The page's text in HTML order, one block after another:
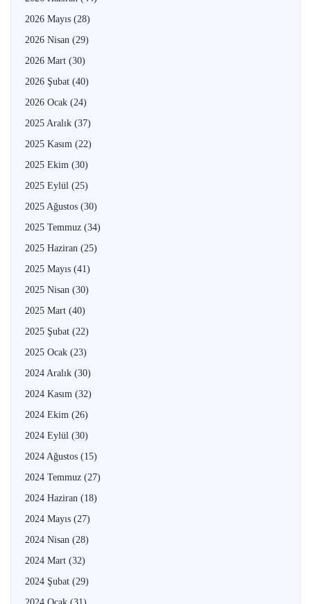
2026 Mayıs (28)
2026 Nisan (29)
2026 Mart (30)
2026 Şubat (40)
2026 Ocak (24)
2025 Aralık (37)
2025 Kasım (22)
2025 Ekim (30)
2025 Eylül (25)
2025 Ağustos (30)
2025 Temmuz (34)
2025 Haziran (25)
2025 Mayıs (41)
2025 Nisan (30)
2025 Mart (40)
2025 Şubat (22)
2025 Ocak (23)
2024 Aralık (30)
2024 Kasım (32)
2024 Ekim (26)
2024 Eylül (30)
2024 Ağustos (15)
2024 Temmuz (27)
2024 Haziran (18)
2024 Mayıs (27)
2024 Nisan (28)
2024 Mart (32)
2024 Şubat (29)